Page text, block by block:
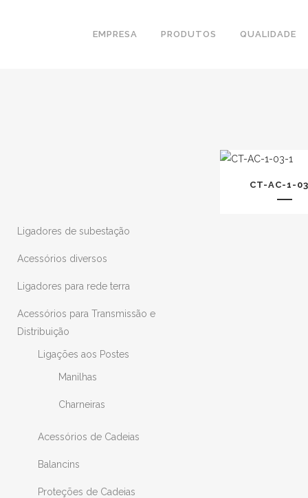
EMPRESA PRODUTOS QUALIDADE
Ligadores de subestação
Acessórios diversos
Ligadores para rede terra
Acessórios para Transmissão e
Distribuição
Ligações aos Postes
Manilhas
Charneiras
Acessórios de Cadeias
Balancins
Proteções de Cadeias
CT-AC-1-